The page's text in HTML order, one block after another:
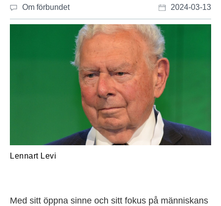
Om förbundet 2024-03-13
Lennart Levi
Med sitt öppna sinne och sitt fokus på människans